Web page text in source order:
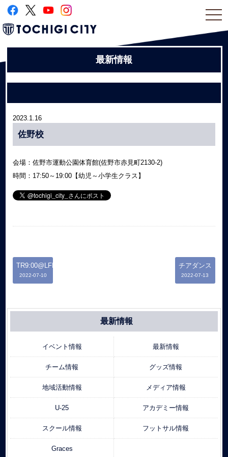
最新情報
2023.1.16
佐野校
会場：佐野市運動公園体育館(佐野市赤見町2130-2)
時間：17:50～19:00【幼児～小学生クラス】
TR9:00@LFP
2022-07-10
チアダンス
2022-07-13
最新情報
イベント情報 最新情報
チーム情報 グッズ情報
地域活動情報 メディア情報
U-25 アカデミー情報
スクール情報 フットサル情報
Graces